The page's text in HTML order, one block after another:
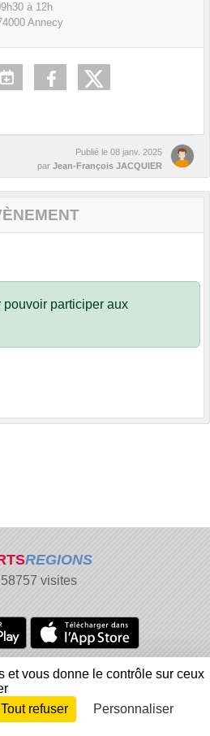
à 12h
Annecy
Publié le 08 janv. 2025
par Jean-François JACQUIER
pouvoir participer aux
REGIONS
58757 visites
Gestion des cookies
Signaler un contenu inapproprié
Connexion
et vous donne le contrôle sur ceux
Tout refuser Personnaliser